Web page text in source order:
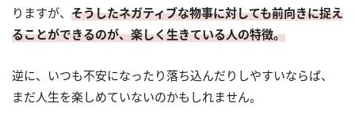
りますが、 そうしたネガティブな物事に対しても前向きに捉え
ることができるのが、楽しく生きている人の特徴。
逆に、いつも不安になったり落ち込んだりしやすいならば、
まだ人生を楽しめていないのかもしれません。